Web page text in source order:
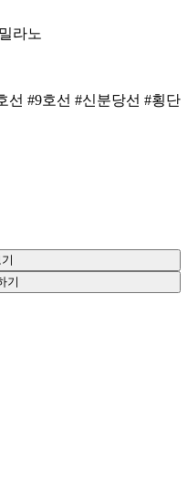
라노
선 #9호선 #신분당선 #횡단
기